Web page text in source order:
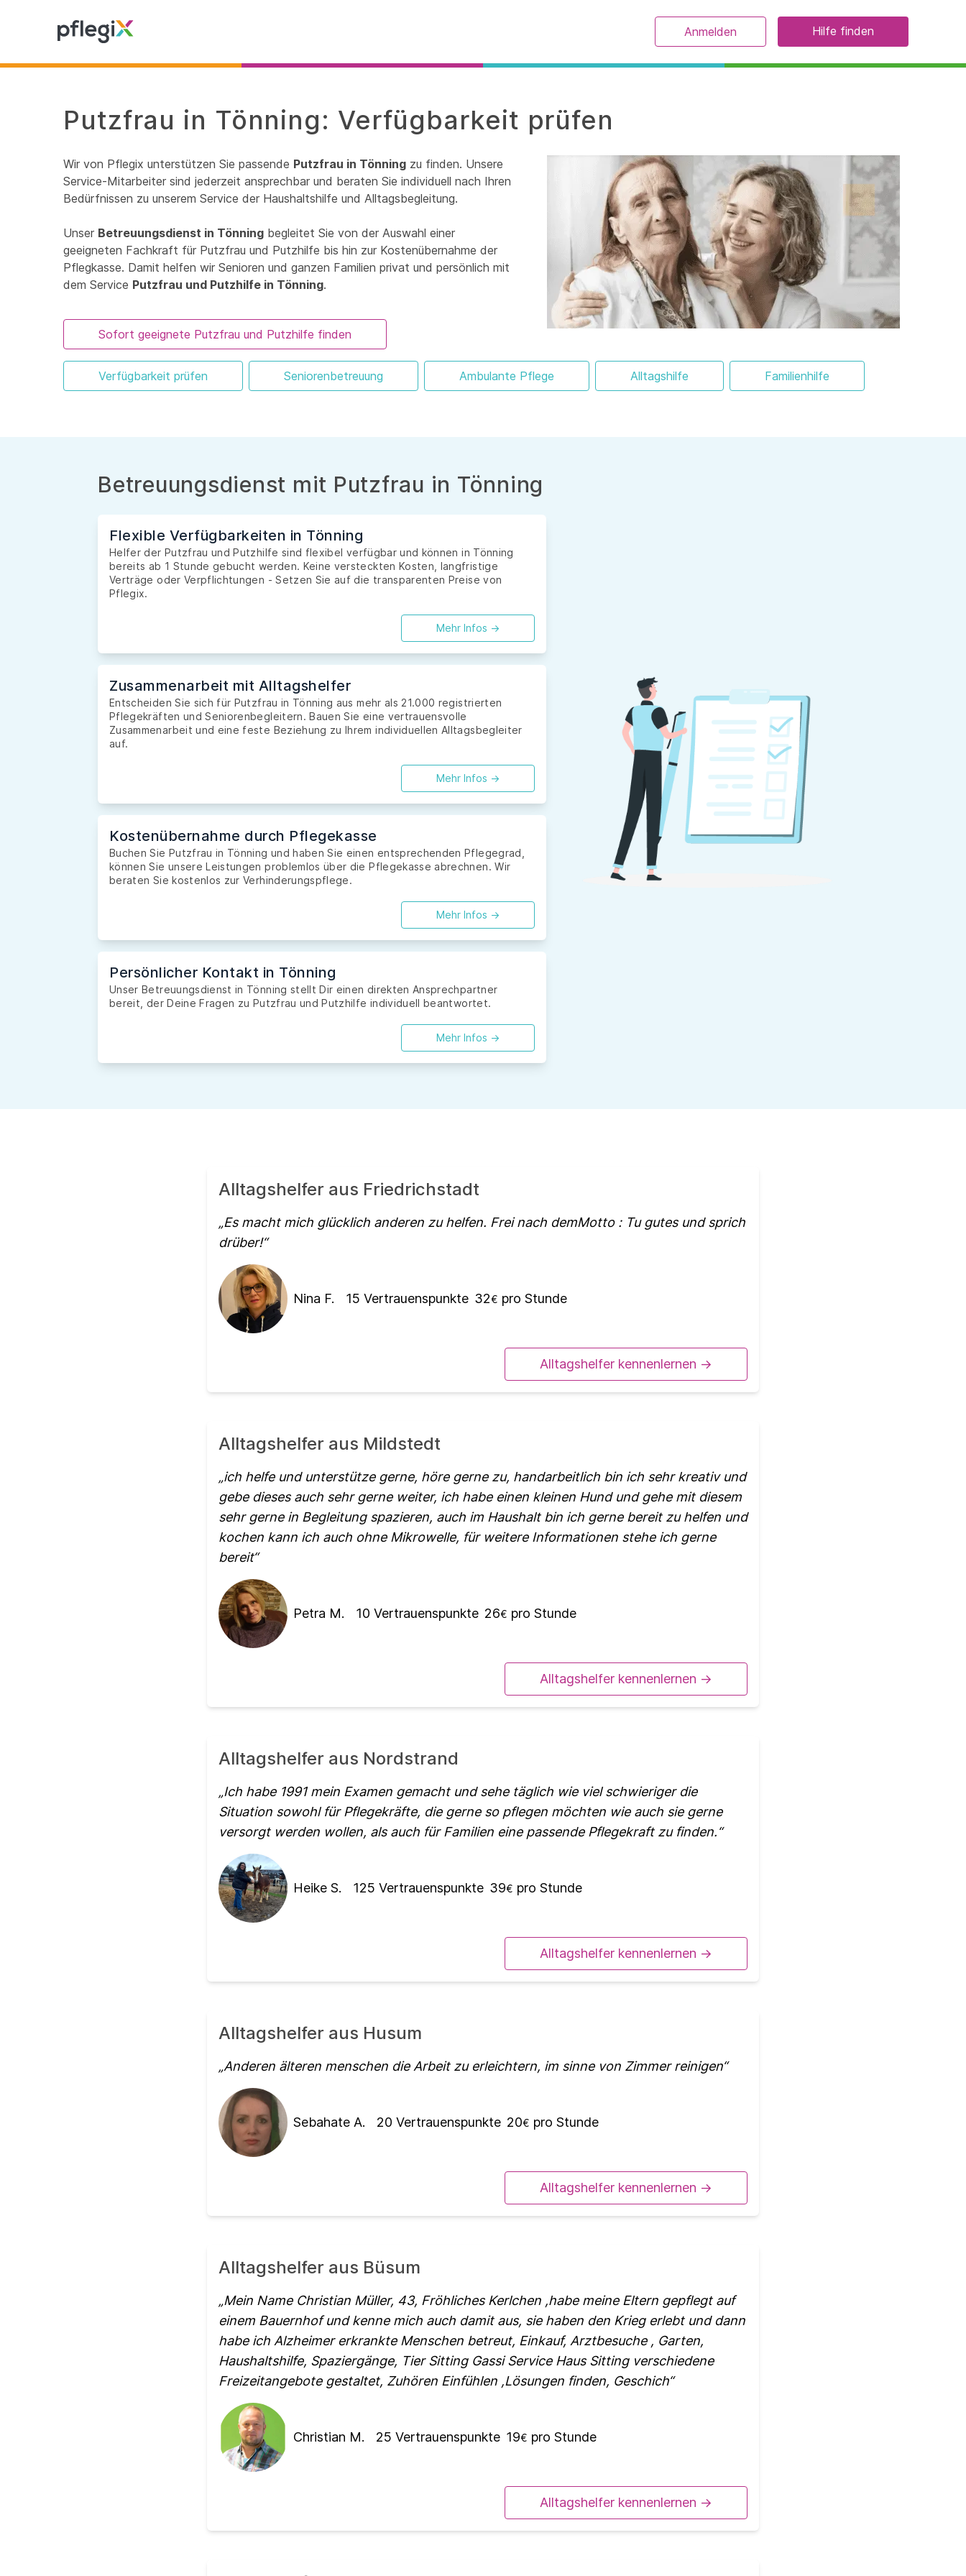
Anmelden Hilfe finden
Putzfrau in Tönning: Verfügbarkeit prüfen
Wir von Pflegix unterstützen Sie passende Putzfrau in Tönning zu finden. Unsere
Service-Mitarbeiter sind jederzeit ansprechbar und beraten Sie individuell nach Ihren
Bedürfnissen zu unserem Service der Haushaltshilfe und Alltagsbegleitung.
Unser Betreuungsdienst in Tönning begleitet Sie von der Auswahl einer
geeigneten Fachkraft für Putzfrau und Putzhilfe bis hin zur Kostenübernahme der
Pflegkasse. Damit helfen wir Senioren und ganzen Familien privat und persönlich mit
dem Service Putzfrau und Putzhilfe in Tönning.
Sofort geeignete Putzfrau und Putzhilfe finden
Verfügbarkeit prüfen Seniorenbetreuung Ambulante Pflege Alltagshilfe Familienhilfe
Betreuungsdienst mit Putzfrau in Tönning
Flexible Verfügbarkeiten in Tönning
Helfer der Putzfrau und Putzhilfe sind flexibel verfügbar und können in Tönning
bereits ab 1 Stunde gebucht werden. Keine versteckten Kosten, langfristige
Verträge oder Verpflichtungen - Setzen Sie auf die transparenten Preise von
Pflegix.
Mehr Infos ->
Zusammenarbeit mit Alltagshelfer
Entscheiden Sie sich für Putzfrau in Tönning aus mehr als 21.000 registrierten
Pflegekräften und Seniorenbegleitern. Bauen Sie eine vertrauensvolle
Zusammenarbeit und eine feste Beziehung zu Ihrem individuellen Alltagsbegleiter
auf.
Mehr Infos ->
Kostenübernahme durch Pflegekasse
Buchen Sie Putzfrau in Tönning und haben Sie einen entsprechenden Pflegegrad,
können Sie unsere Leistungen problemlos über die Pflegekasse abrechnen. Wir
beraten Sie kostenlos zur Verhinderungspflege.
Mehr Infos ->
Persönlicher Kontakt in Tönning
Unser Betreuungsdienst in Tönning stellt Dir einen direkten Ansprechpartner
bereit, der Deine Fragen zu Putzfrau und Putzhilfe individuell beantwortet.
Mehr Infos ->
Alltagshelfer aus Friedrichstadt
Es macht mich glücklich anderen zu helfen. Frei nach demMotto : Tu gutes und sprich
drüber!
Nina F. 15 Vertrauenspunkte 32€ pro Stunde
Alltagshelfer kennenlernen ->
Alltagshelfer aus Mildstedt
ich helfe und unterstütze gerne, höre gerne zu, handarbeitlich bin ich sehr kreativ und
gebe dieses auch sehr gerne weiter, ich habe einen kleinen Hund und gehe mit diesem
sehr gerne in Begleitung spazieren, auch im Haushalt bin ich gerne bereit zu helfen und
kochen kann ich auch ohne Mikrowelle, für weitere Informationen stehe ich gerne
bereit
Petra M. 10 Vertrauenspunkte 26€ pro Stunde
Alltagshelfer kennenlernen ->
Alltagshelfer aus Nordstrand
Ich habe 1991 mein Examen gemacht und sehe täglich wie viel schwieriger die
Situation sowohl für Pflegekräfte, die gerne so pflegen möchten wie auch sie gerne
versorgt werden wollen, als auch für Familien eine passende Pflegekraft zu finden.
Heike S. 125 Vertrauenspunkte 39€ pro Stunde
Alltagshelfer kennenlernen ->
Alltagshelfer aus Husum
Anderen älteren menschen die Arbeit zu erleichtern, im sinne von Zimmer reinigen
Sebahate A. 20 Vertrauenspunkte 20€ pro Stunde
Alltagshelfer kennenlernen ->
Alltagshelfer aus Büsum
Mein Name Christian Müller, 43, Fröhliches Kerlchen ,habe meine Eltern gepflegt auf
einem Bauernhof und kenne mich auch damit aus, sie haben den Krieg erlebt und dann
habe ich Alzheimer erkrankte Menschen betreut, Einkauf, Arztbesuche , Garten,
Haushaltshilfe, Spaziergänge, Tier Sitting Gassi Service Haus Sitting verschiedene
Freizeitangebote gestaltet, Zuhören Einfühlen ,Lösungen finden, Geschich
Christian M. 25 Vertrauenspunkte 19€ pro Stunde
Alltagshelfer kennenlernen ->